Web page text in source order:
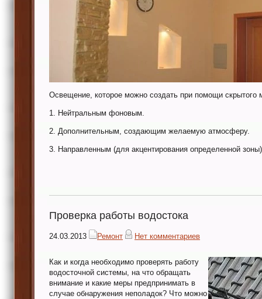
Освещение, которое можно создать при помощи скрытого
1. Нейтральным фоновым.
2. Дополнительным, создающим желаемую атмосферу.
3. Направленным (для акцентирования определенной
Проверка работы водостока
24.03.2013 Ремонт Нет комментариев
Как и когда необходимо проверять работу
водосточной системы, на что обращать
внимание и какие меры предпринимать в
случае обнаружения неполадок? Что можно